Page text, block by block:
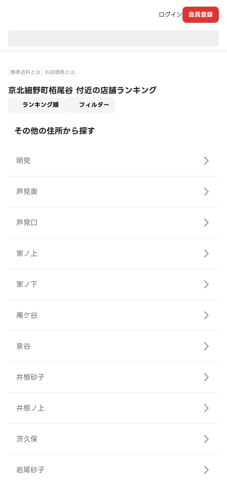
ログイン 会員登録
標準送料とは お店価格とは
京北細野町栢尾谷 付近の店舗ランキング
ランキング順 フィルター
その他の住所から探す
明見
芦見奥
芦見口
家ノ上
家ノ下
庵ケ谷
泉谷
井根砂子
井根ノ上
茨久保
岩尾砂子